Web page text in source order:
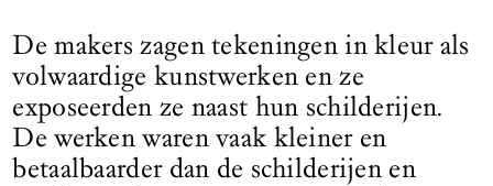
De makers zagen tekeningen in kleur als
volwaardige kunstwerken en ze
exposeerden ze naast hun schilderijen.
De werken waren vaak kleiner en
betaalbaarder dan de schilderijen en